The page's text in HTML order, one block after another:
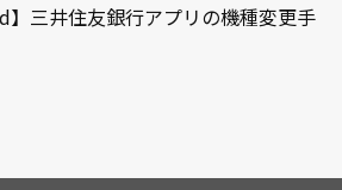
】三井住友銀行アプリの機種変更手